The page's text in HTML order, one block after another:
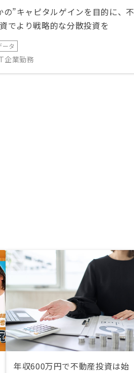
の”キャピタルゲインを目的に、不
でより戦略的な分散投資を
ータ
企業勤務
年収600万円で不動産投資は始